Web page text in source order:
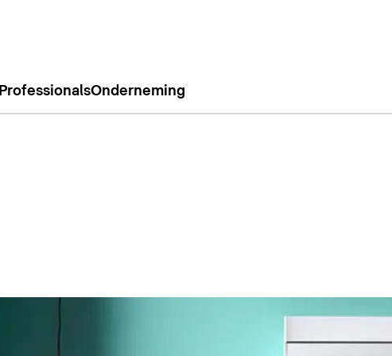
ProfessionalsOnderneming